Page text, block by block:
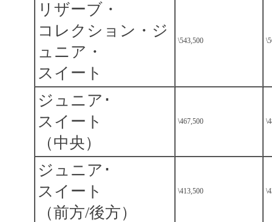
リザーブ・
コレクション・ジ
ュニア・
スイート
\543,500
ジュニア･
スイート
（中央）
\467,500
ジュニア･
スイート
（前方/後方）
\413,500